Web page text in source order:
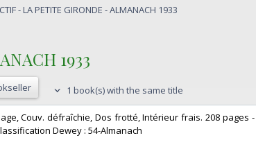
- LA PETITE GIRONDE - ALMANACH 1933
1933‎
1 book(s) with the same title
Couv. défraîchie, Dos frotté, Intérieur frais. 208
Dewey : 54-Almanach‎